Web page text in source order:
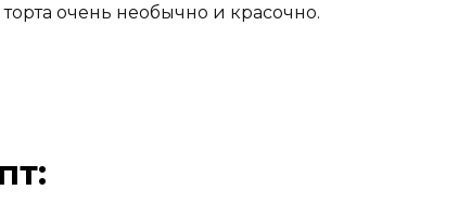
очень необычно и красочно.